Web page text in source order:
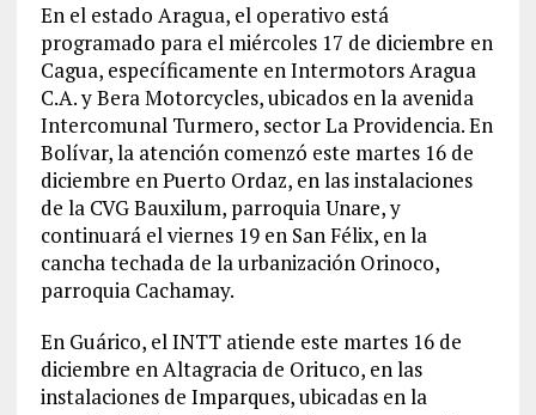
En el estado Aragua, el operativo está
programado para el miércoles 17 de diciembre en
Cagua, específicamente en Intermotors Aragua
C.A. y Bera Motorcycles, ubicados en la avenida
Intercomunal Turmero, sector La Providencia. En
Bolívar, la atención comenzó este martes 16 de
diciembre en Puerto Ordaz, en las instalaciones
de la CVG Bauxilum, parroquia Unare, y
continuará el viernes 19 en San Félix, en la
cancha techada de la urbanización Orinoco,
parroquia Cachamay.
En Guárico, el INTT atiende este martes 16 de
diciembre en Altagracia de Orituco, en las
instalaciones de Imparques, ubicadas en la